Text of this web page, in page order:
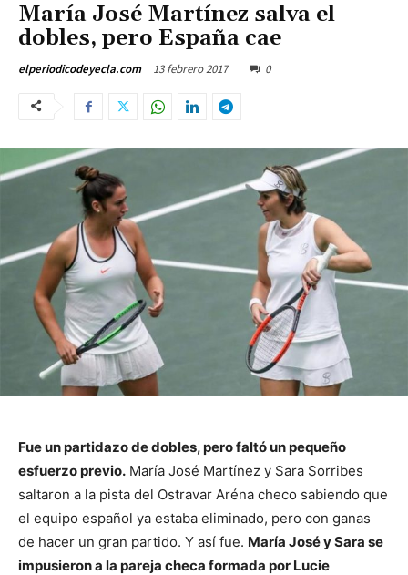
María José Martínez salva el
dobles, pero España cae
elperiodicodeyecla.com 13 febrero 2017 0
Fue un partidazo de dobles, pero faltó un pequeño
esfuerzo previo. María José Martínez y Sara Sorribes
saltaron a la pista del Ostravar Aréna checo sabiendo que
el equipo español ya estaba eliminado, pero con ganas
de hacer un gran partido. Y así fue. María José y Sara se
impusieron a la pareja checa formada por Lucie